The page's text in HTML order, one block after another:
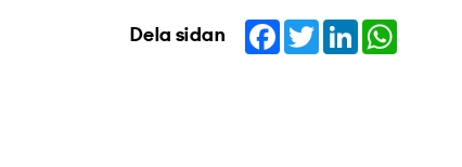
Dela sidan Facebook
TwitterLinkedIn